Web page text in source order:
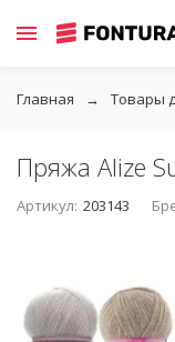
Главная Товары
Пряжа Alize
Артикул: 203143